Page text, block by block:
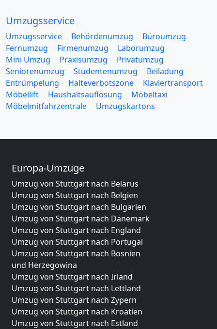
Umzugsservice
Umzugsservice Behördenumzug
Büroumzug
Fernumzug
Firmenumzug
Laborumzug
Mini Umzug
Praxisumzug
Privatumzug
Seniorenumzug
Studentenumzug
Beiladung
Entrümpelung
Halteverbotszone
Klaviertransport
Möbellift
Haushaltsauflösung
Möbeltaxi
Möbelmitfahrzentrale
Umzugskartons
Europa-Umzüge
Umzug von Stuttgart nach Belarus
Umzug von Stuttgart nach Belgien
Umzug von Stuttgart nach Bulgarien
Umzug von Stuttgart nach Dänemark
Umzug von Stuttgart nach England
Umzug von Stuttgart nach Portugal
Umzug von Stuttgart nach Bosnien
und Herzegowina
Umzug von Stuttgart nach Irland
Umzug von Stuttgart nach Lettland
Umzug von Stuttgart nach Zypern
Umzug von Stuttgart nach Kroatien
Umzug von Stuttgart nach Estland